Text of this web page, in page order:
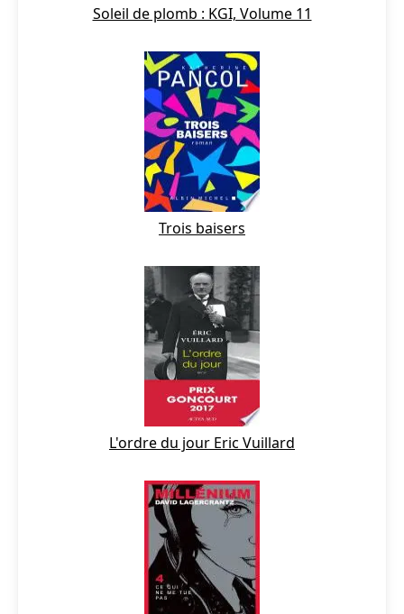
Soleil de plomb : KGI, Volume 11
Trois baisers
L'ordre du jour Eric Vuillard